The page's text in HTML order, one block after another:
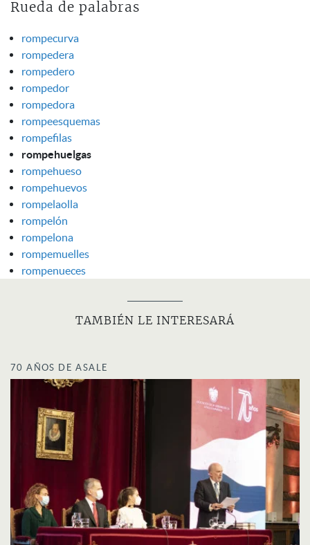
Rueda de palabras
rompecurva
rompedera
rompedero
rompedor
rompedora
rompeesquemas
rompefilas
rompehuelgas
rompehueso
rompehuevos
rompelaolla
rompelón
rompelona
rompemuelles
rompenueces
TAMBIÉN LE INTERESARÁ
70 AÑOS DE ASALE